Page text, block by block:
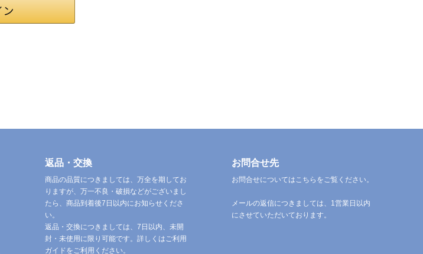
返品・交換
商品の品質につきましては、万全を期してお
りますが、万一不良・破損などがございまし
たら、商品到着後7日以内にお知らせくださ
い。
返品・交換につきましては、7日以内、未開
封・未使用に限り可能です。詳しくはご利用
ガイドをご利用ください。
お問合せ先
お問合せについてはこちらをご覧ください。
メールの返信につきましては、1営業日以内
にさせていただいております。